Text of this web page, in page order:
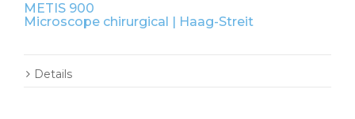
METIS 900
Microscope chirurgical | Haag-Streit
Details